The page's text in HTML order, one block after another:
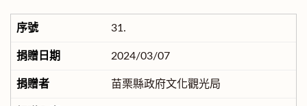
31.
2024/03/07
苗栗縣政府文化觀光局